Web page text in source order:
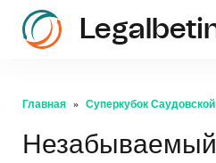
Главная Суперкубок